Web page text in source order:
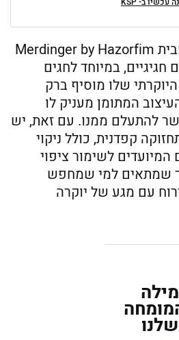
מגש החלה המתומן מבית Merdinger by Hazorfim
חגיגיים, במיוחד לחגים
שלו מוסיף ברק
המתומן מעניק לו
להתעלם ממנו. עם זאת, יש
קפדנית, כולל ניקוי
המיועדים לשימור ציפוי
שמתאים למי שמחפש
עם מגע של יוקרה
מילה
שלנו